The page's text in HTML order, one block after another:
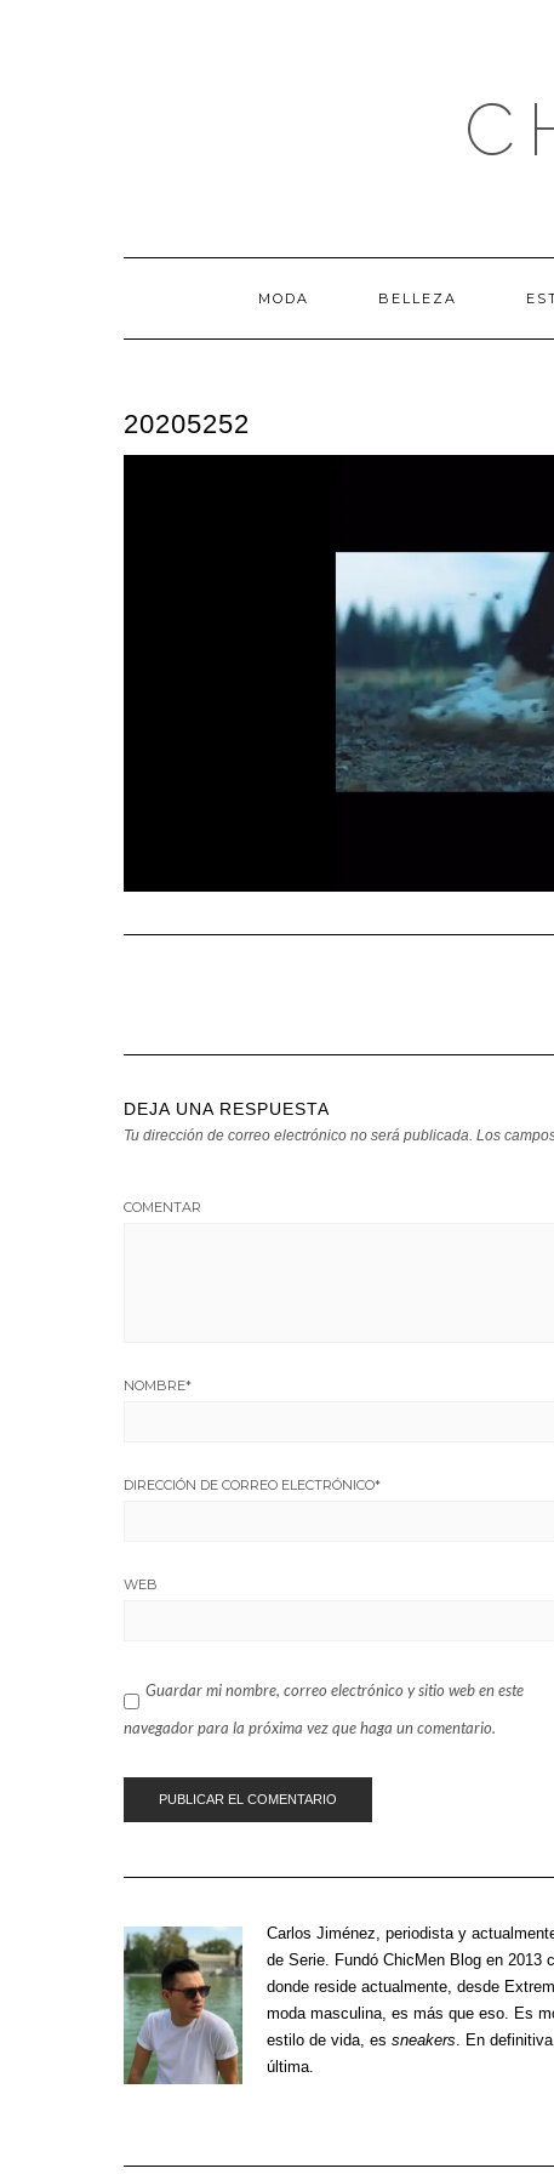
MODA BELLEZA
20205252
DEJA UNA RESPUESTA
Tu dirección de correo electrónico no será publicada. Los
COMENTAR
NOMBRE*
DIRECCIÓN DE CORREO ELECTRÓNICO*
WEB
Guardar mi nombre, correo electrónico y sitio web en este
navegador para la próxima vez que haga un comentario.
Carlos Jiménez , periodista y
de Serie. Fundó ChicMen Blog en 2013
donde reside actualmente, desde
moda masculina, es más que eso. Es
estilo de vida, es sneakers . En
última.